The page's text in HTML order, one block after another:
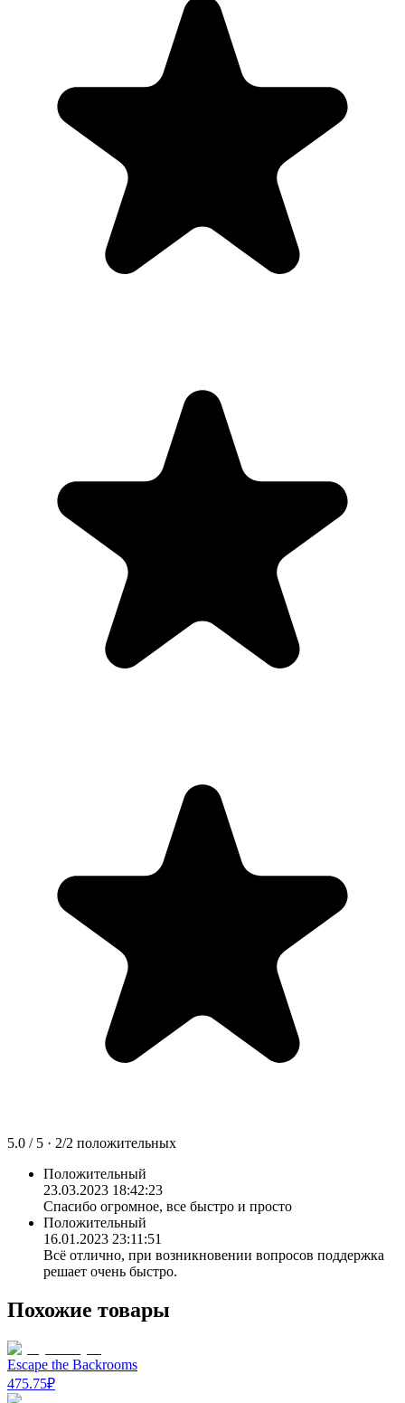
5.0 / 5 · 2/2 положительных
Положительный
23.03.2023 18:42:23
Спасибо огромное, все быстро и просто
Положительный
16.01.2023 23:11:51
Всё отлично, при возникновении вопросов поддержка
решает очень быстро.
Похожие товары
Escape the Backrooms
475.75₽